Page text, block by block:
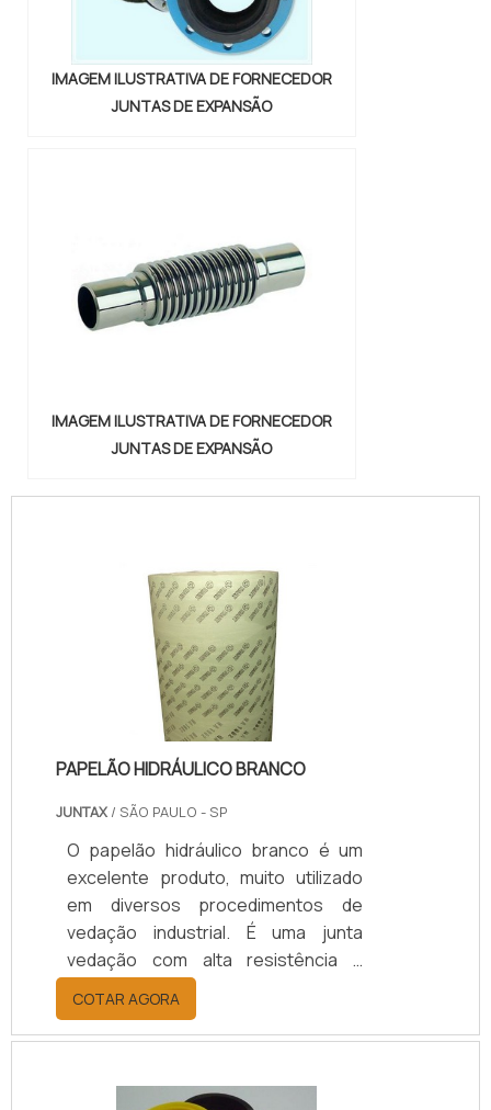
IMAGEM ILUSTRATIVA DE FORNECEDOR
JUNTAS DE EXPANSÃO
IMAGEM ILUSTRATIVA DE FORNECEDOR
JUNTAS DE EXPANSÃO
PAPELÃO HIDRÁULICO BRANCO
JUNTAX / SÃO PAULO - SP
O papelão hidráulico branco é um
excelente produto, muito utilizado
em diversos procedimentos de
vedação industrial. É uma junta
vedação com alta resistência a
temperaturas altas, usada
principalmente na vedação de
flanges de tubulação ou de
sobre a junta papelão hidráulicoAs
COTAR AGORA